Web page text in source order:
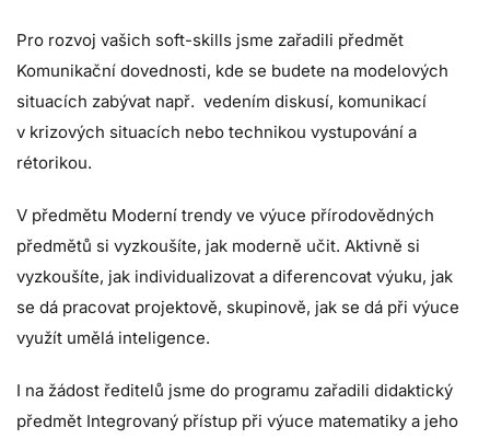
Pro rozvoj vašich soft-skills jsme zařadili předmět
Komunikační dovednosti, kde se budete na modelových
situacích zabývat např. vedením diskusí, komunikací
v krizových situacích nebo technikou vystupování a
rétorikou.
V předmětu Moderní trendy ve výuce přírodovědných
předmětů si vyzkoušíte, jak moderně učit. Aktivně si
vyzkoušíte, jak individualizovat a diferencovat výuku, jak
se dá pracovat projektově, skupinově, jak se dá při výuce
využít umělá inteligence.
I na žádost ředitelů jsme do programu zařadili didaktický
předmět Integrovaný přístup při výuce matematiky a jeho